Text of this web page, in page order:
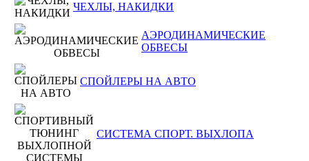
ЧЕХЛЫ, НАКИДКИ
АЭРОДИНАМИЧЕСКИЕ
ОБВЕСЫ
СПОЙЛЕРЫ НА АВТО
СИСТЕМА СПОРТ. ВЫХЛОПА